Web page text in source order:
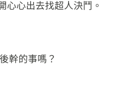
心心出去找超人決鬥。
幹的事嗎？